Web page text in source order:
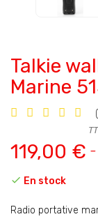
Talkie
Marine
119,00 €
 En stock
Radio portative